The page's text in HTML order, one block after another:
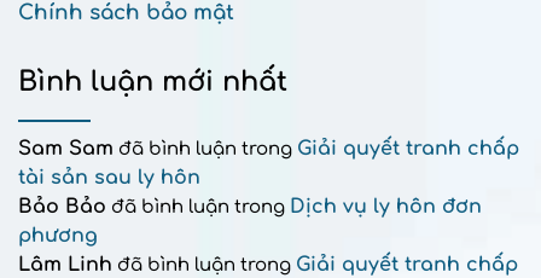
Chính sách bảo mật
Bình luận mới nhất
Sam Sam đã bình luận trong Giải quyết tranh chấp
tài sản sau ly hôn
Bảo Bảo đã bình luận trong Dịch vụ ly hôn đơn
phương
Lâm Linh đã bình luận trong Giải quyết tranh chấp